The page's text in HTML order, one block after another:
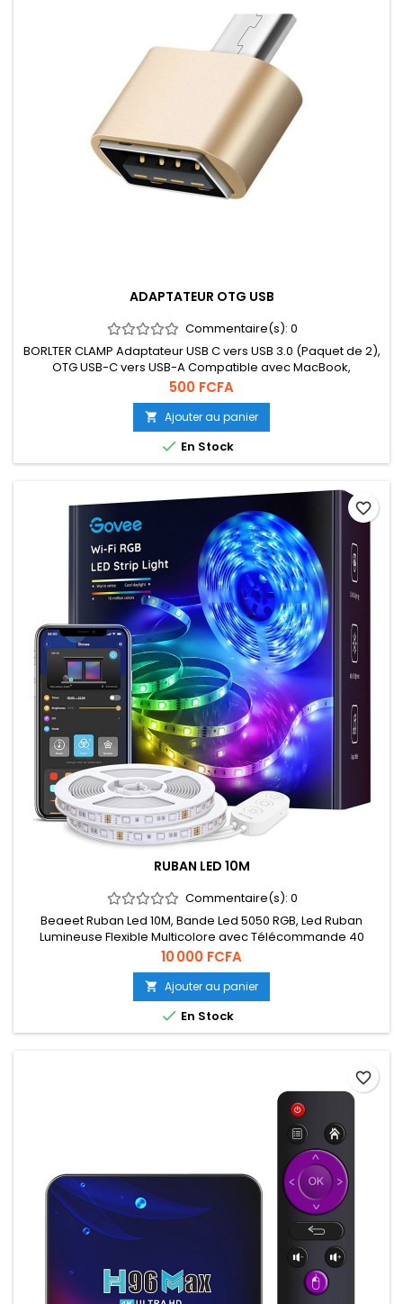
ADAPTATEUR OTG USB
Commentaire(s): 0
BORLTER CLAMP Adaptateur USB C vers USB 3.0 (Paquet de 2),
OTG USB-C vers USB-A Compatible avec MacBook,
Smartphones USB C et Périphériques Type-C (Or)
Prix
500 FCFA
 Ajouter au panier
 En Stock
RUBAN LED 10M
Commentaire(s): 0
Beaeet Ruban Led 10M, Bande Led 5050 RGB, Led Ruban
Lumineuse Flexible Multicolore avec Télécommande 40
Touches，Utilisé pour la décoration de maison de chambre
à coucher (1x10M) [Classe énergétique A]
Prix
10 000 FCFA
 Ajouter au panier
 En Stock
favorite_border
favorite_border